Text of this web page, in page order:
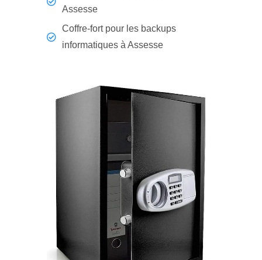
Assesse
Coffre-fort pour les backups
informatiques à Assesse